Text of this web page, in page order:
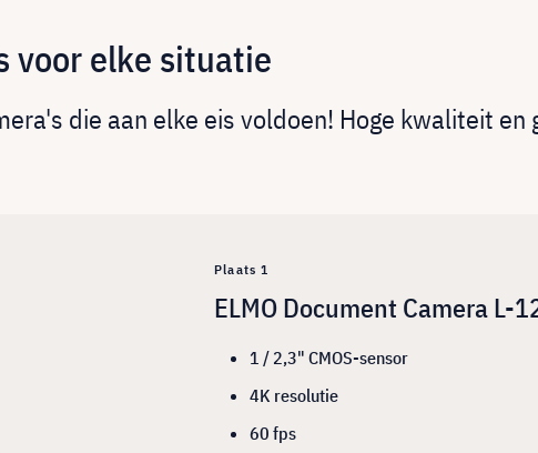
voor elke situatie
die aan elke eis voldoen! Hoge kwaliteit en
Plaats 1
ELMO Document Camera L-
1 / 2,3" CMOS-sensor
4K resolutie
60 fps